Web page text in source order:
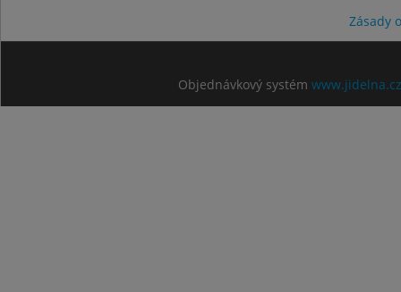
Zásady
Objednávkový systém www.jidelna.cz